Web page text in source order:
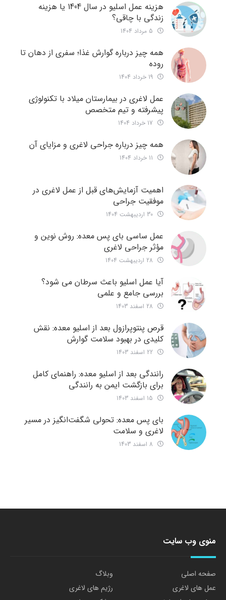
هزینه عمل اسلیو در سال 1404 یا هزینه
زندگی با چاقی؟
همه چیز درباره گوارش غذا؛ سفری از دهان تا
روده
عمل لاغری در بیمارستان میلاد با تکنولوژی
پیشرفته و تیم متخصص
همه چیز درباره جراحی لاغری و مزایای آن
اهمیت آزمایش‌های قبل از عمل لاغری در
موفقیت جراحی
عمل ساسی بای پس معده: روش نوین و
مؤثر جراحی لاغری
آیا عمل اسلیو باعث سرطان می شود؟
بررسی جامع و علمی
قرص پنتوپرازول بعد از اسلیو معده: نقش
کلیدی در بهبود سلامت گوارش
رانندگی بعد از اسلیو معده: راهنمای کامل
برای بازگشت ایمن به رانندگی
بای پس معده: تحولی شگفت‌انگیز در مسیر
لاغری و سلامت
منوی وب سایت
صفحه اصلی
وبلاگ
عمل های لاغری
رژیم های لاغری